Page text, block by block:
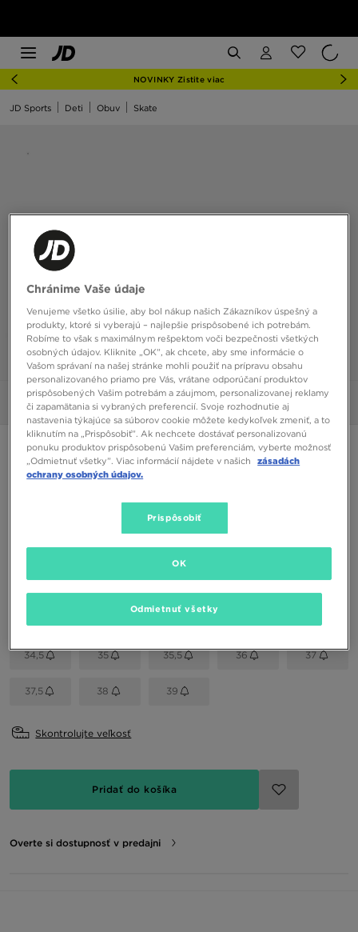
NOVINKY Zistite viac
JD Sports Deti Obuv Skate
Obrázky 360°
LACOSTE LEROND 0921 1 CUJ
Biela
Vybrať veľkosť
34,5 35 35,5 36 37
37,5 38 39
Skontrolujte veľkosť
Pridať do košíka
Overte si dostupnosť v predajni
Chránime Vaše údaje
Venujeme všetko úsilie, aby bol nákup našich Zákazníkov úspešný a
produkty, ktoré si vyberajú – najlepšie prispôsobené ich potrebám.
Robíme to však s maximálnym rešpektom voči bezpečnosti všetkých
osobných údajov. Kliknite „OK”, ak chcete, aby sme informácie o
Vašom správaní na našej stránke mohli použiť na prípravu obsahu
personalizovaného priamo pre Vás, vrátane odporúčaní produktov
prispôsobených Vašim potrebám a záujmom, personalizovanej reklamy
či zapamätania si vybraných preferencií. Svoje rozhodnutie aj
nastavenia týkajúce sa súborov cookie môžete kedykoľvek zmeniť, a to
kliknutím na „Prispôsobiť”. Ak nechcete dostávať personalizovanú
ponuku produktov prispôsobenú Vašim preferenciám, vyberte možnosť
„Odmietnuť všetky”. Viac informácií nájdete v našich
zásadách
ochrany osobných údajov.
Prispôsobiť
Odmietnuť všetky
OK